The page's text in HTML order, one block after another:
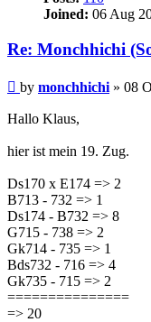
Joined: 06 Aug
Re: Monchhichi
Post
by monchhichi » 08
Hallo Klaus,
hier ist mein 19. Zug.
Ds170 x E174 => 2
B713 - 732 => 1
Ds174 - B732 => 8
G715 - 738 => 2
Gk714 - 735 => 1
Bds732 - 716 => 4
Gk735 - 715 => 2
===============
=> 20